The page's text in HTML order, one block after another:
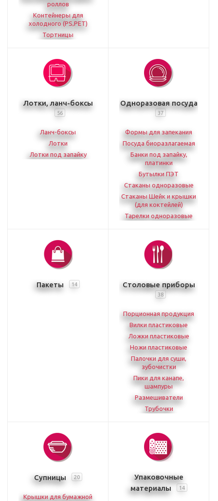
роллов
Контейнеры для
холодного (PS,PET)
Тортницы
Лотки, ланч-боксы
56
Ланч-боксы
Лотки
Лотки под запайку
Одноразовая посуда
37
Формы для запекания
Посуда биоразлагаемая
Банки под запайку,
платинки
Бутылки ПЭТ
Стаканы одноразовые
Стаканы Шейк и крышки
(для коктейлей)
Тарелки одноразовые
Пакеты 14 Столовые приборы
38
Порционная продукция
Вилки пластиковые
Ложки пластиковые
Ножи пластиковые
Палочки для суши,
зубочистки
Пики для канапе,
шампуры
Размешиватели
Трубочки
Супницы 20
Крышки для бумажной
Упаковочные
материалы
14